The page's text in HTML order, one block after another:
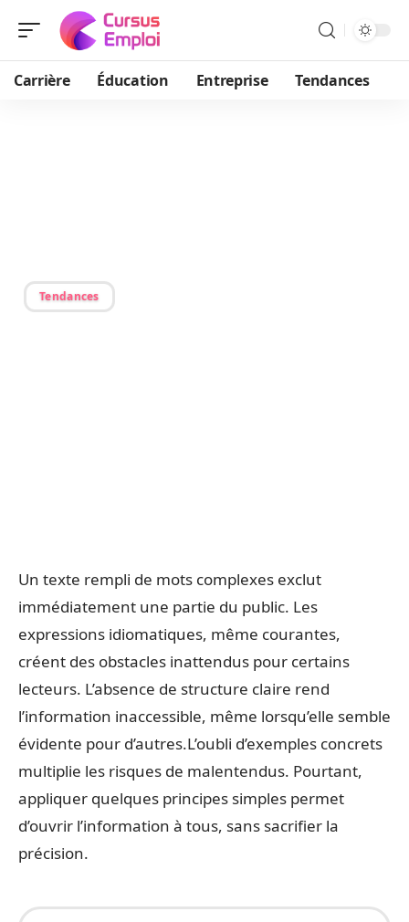
Carrière Éducation Entreprise Tendances
Tendances
Un texte rempli de mots complexes exclut
immédiatement une partie du public. Les
expressions idiomatiques, même courantes,
créent des obstacles inattendus pour certains
lecteurs. L’absence de structure claire rend
l’information inaccessible, même lorsqu’elle semble
évidente pour d’autres.L’oubli d’exemples concrets
multiplie les risques de malentendus. Pourtant,
appliquer quelques principes simples permet
d’ouvrir l’information à tous, sans sacrifier la
précision.